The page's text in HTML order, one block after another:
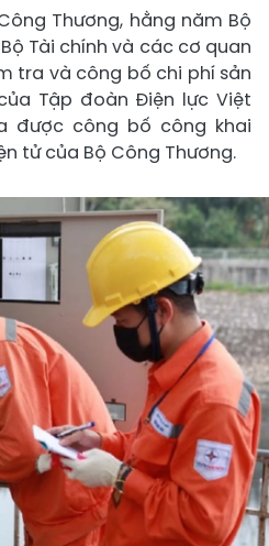
Thương, hằng năm Bộ
Tài chính và các cơ quan
tra và công bố chi phí sản
Tập đoàn Điện lực Việt
được công bố công khai
tử của Bộ Công Thương.